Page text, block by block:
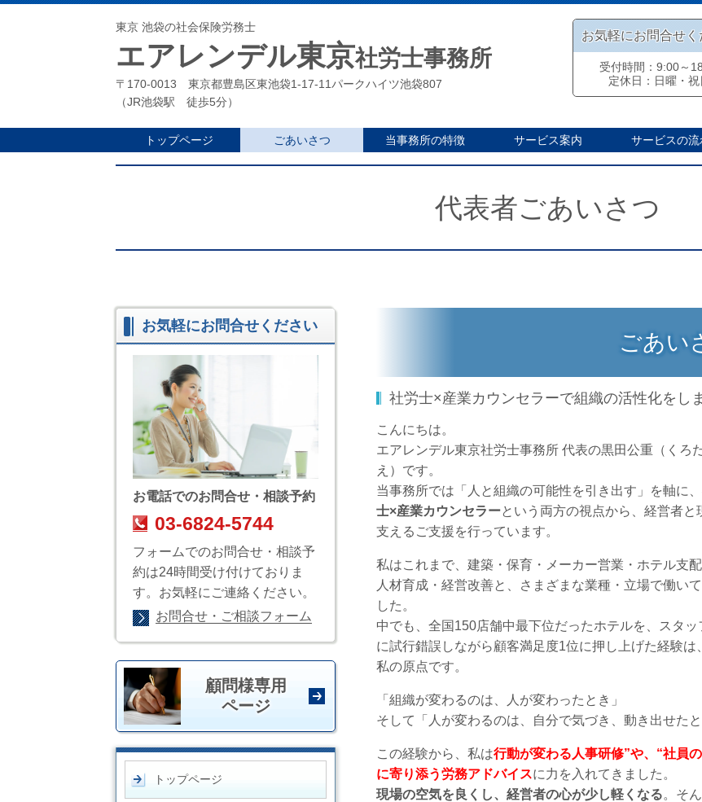
東京 池袋の社会保険労務士
エアレンデル東京社労士事務所
〒170-0013 東京都豊島区東池袋1-17-11パークハイツ池袋807
（JR池袋駅 徒歩5分）
お気軽にお問合せく
受付時間：9:00～
定休日：日曜・祝
トップページ ごあいさつ 当事務所の特徴 サービス案内 サービスの流
代表者ごあいさつ
ごあい
社労士×産業カウンセラーで組織の活性化をしま
こんにちは。
エアレンデル東京社労士事務所 代表の黒田公重（くろ
え）です。
当事務所では「人と組織の可能性を引き出す」を軸に、
士×産業カウンセラーという両方の視点から、経営者と
支えるご支援を行っています。
私はこれまで、建築・保育・メーカー営業・ホテル支配
人材育成・経営改善と、さまざまな業種・立場で働いて
した。
中でも、全国150店舗中最下位だったホテルを、スタッ
に試行錯誤しながら顧客満足度1位に押し上げた経験は
私の原点です。
「組織が変わるのは、人が変わったとき」
そして「人が変わるのは、自分で気づき、動き出せたと
この経験から、私は行動が変わる人事研修”や、 “社員
に寄り添う労務アドバイスに力を入れてきました。
現場の空気を良くし、経営者の心が少し軽くなる。そ
お気軽にお問合せください
お電話でのお問合せ・相談予約
03-6824-5744
フォームでのお問合せ・相談予
約は24時間受け付けておりま
す。お気軽にご連絡ください。
お問合せ・ご相談フォーム
顧問様専用
ページ
トップページ